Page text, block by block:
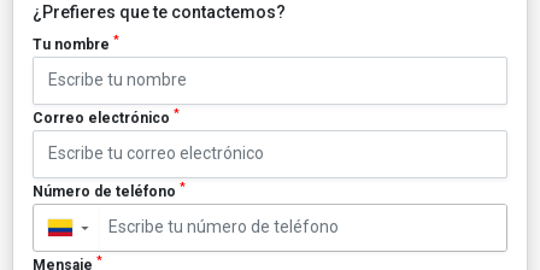
¿Prefieres que te contactemos?
Tu nombre *
Correo electrónico *
Número de teléfono *
▼
Mensaje *